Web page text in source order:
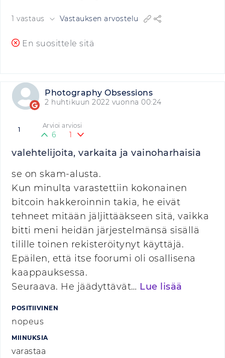
1 vastaus Vastauksen arvostelu
En suosittele sitä
Photography Obsessions
2 huhtikuun 2022 vuonna 00:24
1 Arvioi arviosi
6 1
valehtelijoita, varkaita ja vainoharhaisia
se on skam-alusta.
Kun minulta varastettiin kokonainen
bitcoin hakkeroinnin takia, he eivät
tehneet mitään jäljittääkseen sitä, vaikka
bitti meni heidän järjestelmänsä sisällä
tilille toinen rekisteröitynyt käyttäjä.
Epäilen, että itse foorumi oli osallisena
kaappauksessa.
Seuraava. He jäädyttävät… Lue lisää
POSITIIVINEN
nopeus
MIINUKSIA
varastaa